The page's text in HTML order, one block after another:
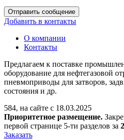
Отправить сообщение
Добавить в контакты
О компании
Контакты
Предлагаем к поставке
оборудование для нефтегазовой
пневмоприводы для затворов,
состояния и др.
584, на сайте с 18.03.2025
Приоритетное размещение.
первой странице 5-ти разделов за
Заказать